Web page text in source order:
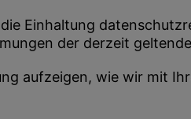
Einhaltung
der derzeit
aufzeigen, wie wir mit